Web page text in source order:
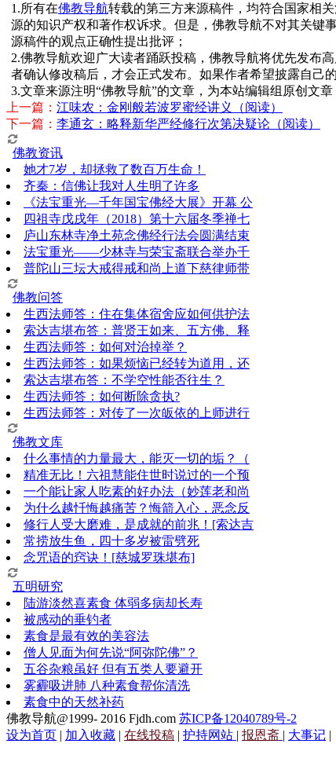
1.所有在佛教导航转载的第三方来源稿件，均符合国家相
源的知识产权和著作权诉求。但是，佛教导航不对其关键
源稿件的观点正确性提出批评；
2.佛教导航欢迎广大读者踊跃投稿，佛教导航将优先发布
者确认修改稿后，才会正式发布。如果作者希望披露自己
3.文章来源注明“佛教导航”的文章，为本站编辑组原创文
上一篇： 江味农：金刚般若波罗蜜经讲义（阅读）
下一篇： 李通玄：略释新华严经修行次第决疑论（阅读）
佛教资讯
她才7岁，却拯救了数百万生命！
齐秦：信佛让我对人生明了许多
《法宝重光—千年国宝佛经大展》开幕 公
四祖寺戊戌年（2018）第十六届冬季禅七
庐山东林寺净土苑念佛经行法会圆满结束
法宝重光——少林寺与荣宝斋联合举办千
普陀山三坛大戒得戒和尚上道下慈律师带
佛教问答
生西法师答：住在集体宿舍应如何供护法
索达吉堪布答：普贤王如来、五方佛、释
生西法师答：如何对治掉举？
生西法师答：如果烦恼已经转为道用，还
索达吉堪布答：​不学空性能否往生？
生西法师答：如何断除贪执?
生西法师答：对传了一次皈依的上师进行
佛教文库
什么事情的力量最大，能灭一切的垢？（
精准无比！六祖慧能住世时说过的一个预
一个能让家人吃素的好办法（妙莲老和尚
为什么越忏悔越痛苦？悔箭入心，恶念反
修行人受大磨难，是成就的前兆！[索达吉
常捞放生鱼，四十多岁被雷劈死
念咒语的窍诀！[慈城罗珠堪布]
五明研究
陆游淡然喜素食 体弱多病却长寿
被感动的垂钓者
素食是最有效的美容法
僧人见面为何先说“阿弥陀佛”？
五谷杂粮虽好 但有五类人要避开
雾霾吸进肺 八种素食帮你清洗
素食中的天然补药
佛教导航@1999- 2016 Fjdh.com 苏ICP备12040789号-2
设为首页 | 加入收藏 | 在线投稿 | 护持网站 | 报恩斋 | 大事记 |